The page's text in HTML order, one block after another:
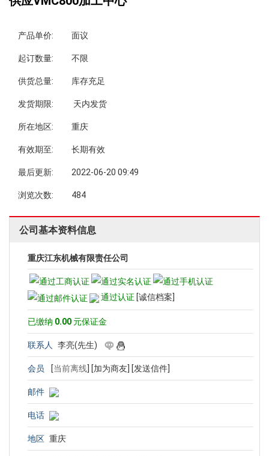
产品单价: 面议
起订数量: 不限
供货总量: 库存充足
发货期限: 天内发货
所在地区: 重庆
有效期至: 长期有效
最后更新: 2022-06-20 09:49
浏览次数: 484
公司基本资料信息
重庆江东机械有限责任公司
通过认证 [诚信档案]
已缴纳 0.00 元保证金
联系人 李亮(先生)
会员 [当前离线 [加为商友] [发送信件]
邮件
电话
地区 重庆